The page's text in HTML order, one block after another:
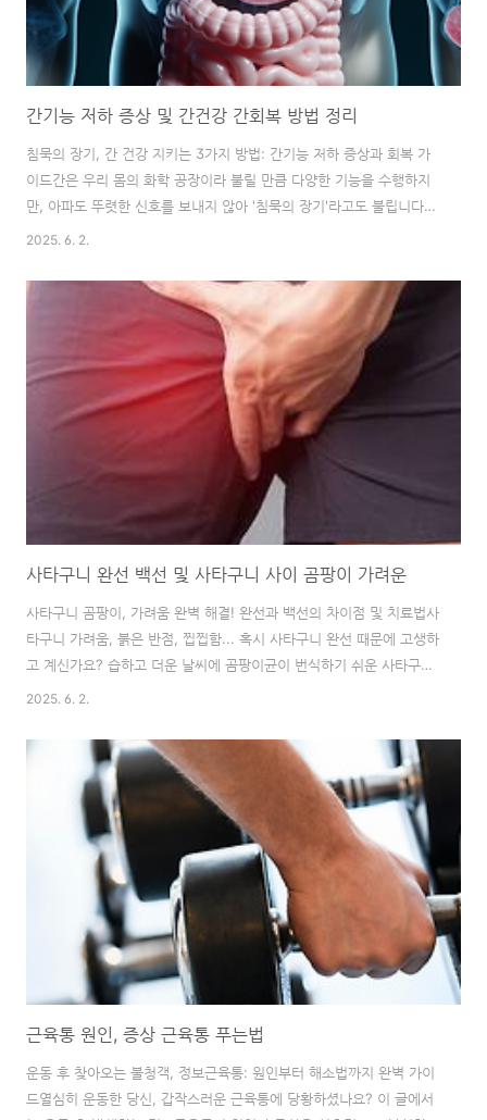
간기능 저하 증상 및 간건강 간회복 방법 정리
침묵의 장기, 간 건강 지키는 3가지 방법: 간기능 저하 증상과 회복 가
이드간은 우리 몸의 화학 공장이라 불릴 만큼 다양한 기능을 수행하지
만, 아파도 뚜렷한 신호를 보내지 않아 '침묵의 장기'라고도 불립니다.
간 기능 저하를 방치하면 만성 피로, 소화 불량, 심지어는 더 심각한 질
살펴보고, 건강한 간을 유지하고 회복하는 효과적인 방법들을 소개합니
다. 지금부터 여러분의 간 건강을 지키는 여정을 함께 시작해볼까요?
간, 왜 중요할까요? 간의 핵심 기능 5가지 완벽 분석간은 단순히 해독
작용만 하는 장기가 아닙니다. 에너지 대사, 소화, 호르몬 생성, 영양소
저장 등 우리 몸의 생명 유지에 필수적인 다양한 역할을 수행합니다.해
독 작용: 알코올..
2025. 6. 2.
사타구니 완선 백선 및 사타구니 사이 곰팡이 가려운
사타구니 곰팡이, 가려움 완벽 해결! 완선과 백선의 차이점 및 치료법사
타구니 가려움, 붉은 반점, 찝찝함... 혹시 사타구니 완선 때문에 고생하
고 계신가요? 습하고 더운 날씨에 곰팡이균이 번식하기 쉬운 사타구니
는 완선, 백선과 같은 피부 질환이 발생하기 쉬운 부위입니다. 이 글에
의 차이점까지 명쾌하게 알려드립니다. 더 이상 가려움 때문에 밤잠 설
치지 마세요!10년 차 피부과 전문의로서, 많은 분들이 사타구니 가려움
으로 말 못 할 고통을 겪는 것을 봐왔습니다. 완선과 백선은 초기 대처
가 중요한 질환입니다. 방치하면 엉덩이, 허벅지, 심지어 항문까지 번질
수 있습니다. 이 글을 통해 정확한 정보를 얻고, 적극적으로 치료에 임
하여 쾌적한 일..
2025. 6. 2.
근육통 원인, 증상 근육통 푸는법
운동 후 찾아오는 불청객, 정보근육통: 원인부터 해소법까지 완벽 가이
드열심히 운동한 당신, 갑작스러운 근육통에 당황하셨나요? 이 글에서